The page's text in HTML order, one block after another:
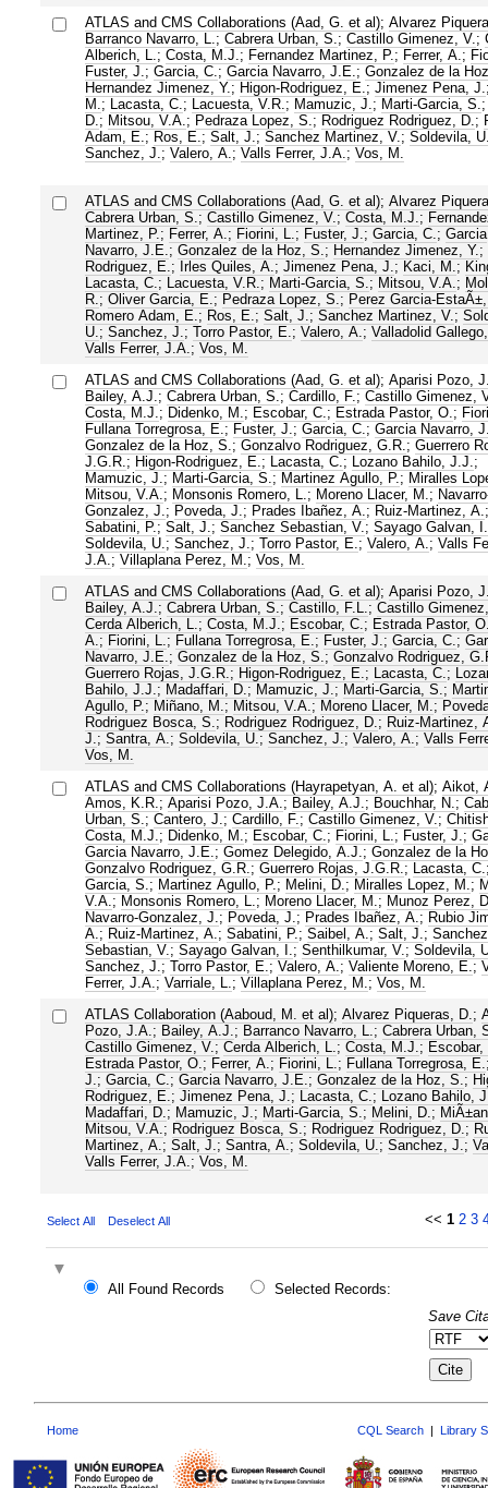
ATLAS and CMS Collaborations (Aad, G. et al); Alvarez
Barranco Navarro, L. ; Cabrera Urban, S. ; Castillo Gimenez, V. ;
Alberich, L. ; Costa, M.J. ; Fernandez Martinez, P. ; Ferrer, A. ;
Fuster, J. ; Garcia, C. ; Garcia Navarro, J.E. ; Gonzalez de la
Hernandez Jimenez, Y. ; Higon-Rodriguez, E. ; Jimenez Pena, J.
M. ; Lacasta, C. ; Lacuesta, V.R. ; Mamuzic, J. ; Marti-Garcia, S.
D. ; Mitsou, V.A. ; Pedraza Lopez, S. ; Rodriguez Rodriguez, D. ;
Adam, E. ; Ros, E. ; Salt, J. ; Sanchez Martinez, V. ; Soldevila,
Sanchez, J. ; Valero, A. ; Valls Ferrer, J.A. ; Vos, M.
ATLAS and CMS Collaborations (Aad, G. et al); Alvarez
Cabrera Urban, S. ; Castillo Gimenez, V. ; Costa, M.J. ;
Martinez, P. ; Ferrer, A. ; Fiorini, L. ; Fuster, J. ; Garcia, C. ; Garcia
Navarro, J.E. ; Gonzalez de la Hoz, S. ; Hernandez Jimenez, Y. ;
Rodriguez, E. ; Irles Quiles, A. ; Jimenez Pena, J. ; Kaci, M. ;
Lacasta, C. ; Lacuesta, V.R. ; Marti-Garcia, S. ; Mitsou, V.A. ;
R. ; Oliver Garcia, E. ; Pedraza Lopez, S. ; Perez Garcia-
Romero Adam, E. ; Ros, E. ; Salt, J. ; Sanchez Martinez, V. ;
U. ; Sanchez, J. ; Torro Pastor, E. ; Valero, A. ; Valladolid
Valls Ferrer, J.A. ; Vos, M.
ATLAS and CMS Collaborations (Aad, G. et al); Aparisi Pozo,
Bailey, A.J. ; Cabrera Urban, S. ; Cardillo, F. ; Castillo Gimenez,
Costa, M.J. ; Didenko, M. ; Escobar, C. ; Estrada Pastor, O. ;
Fullana Torregrosa, E. ; Fuster, J. ; Garcia, C. ; Garcia Navarro,
Gonzalez de la Hoz, S. ; Gonzalvo Rodriguez, G.R. ; Guerrero
J.G.R. ; Higon-Rodriguez, E. ; Lacasta, C. ; Lozano Bahilo, J.J. ;
Mamuzic, J. ; Marti-Garcia, S. ; Martinez Agullo, P. ; Miralles
Mitsou, V.A. ; Monsonis Romero, L. ; Moreno Llacer, M. ;
Gonzalez, J. ; Poveda, J. ; Prades Ibañez, A. ; Ruiz-Martinez, A. ;
Sabatini, P. ; Salt, J. ; Sanchez Sebastian, V. ; Sayago Galvan, I.
Soldevila, U. ; Sanchez, J. ; Torro Pastor, E. ; Valero, A. ; Valls
J.A. ; Villaplana Perez, M. ; Vos, M.
ATLAS and CMS Collaborations (Aad, G. et al); Aparisi Pozo,
Bailey, A.J. ; Cabrera Urban, S. ; Castillo, F.L. ; Castillo
Cerda Alberich, L. ; Costa, M.J. ; Escobar, C. ; Estrada Pastor,
A. ; Fiorini, L. ; Fullana Torregrosa, E. ; Fuster, J. ; Garcia, C. ;
Navarro, J.E. ; Gonzalez de la Hoz, S. ; Gonzalvo Rodriguez,
Guerrero Rojas, J.G.R. ; Higon-Rodriguez, E. ; Lacasta, C. ;
Bahilo, J.J. ; Madaffari, D. ; Mamuzic, J. ; Marti-Garcia, S. ;
Agullo, P. ; Miñano, M. ; Mitsou, V.A. ; Moreno Llacer, M. ;
Rodriguez Bosca, S. ; Rodriguez Rodriguez, D. ; Ruiz-Martinez,
J. ; Santra, A. ; Soldevila, U. ; Sanchez, J. ; Valero, A. ; Valls
Vos, M.
ATLAS and CMS Collaborations (Hayrapetyan, A. et al); Aikot,
Amos, K.R. ; Aparisi Pozo, J.A. ; Bailey, A.J. ; Bouchhar, N. ;
Urban, S. ; Cantero, J. ; Cardillo, F. ; Castillo Gimenez, V. ;
Costa, M.J. ; Didenko, M. ; Escobar, C. ; Fiorini, L. ; Fuster, J. ;
Garcia Navarro, J.E. ; Gomez Delegido, A.J. ; Gonzalez de la
Gonzalvo Rodriguez, G.R. ; Guerrero Rojas, J.G.R. ; Lacasta, C.
Garcia, S. ; Martinez Agullo, P. ; Melini, D. ; Miralles Lopez, M. ;
V.A. ; Monsonis Romero, L. ; Moreno Llacer, M. ; Munoz Perez,
Navarro-Gonzalez, J. ; Poveda, J. ; Prades Ibañez, A. ; Rubio
A. ; Ruiz-Martinez, A. ; Sabatini, P. ; Saibel, A. ; Salt, J. ; Sanchez
Sebastian, V. ; Sayago Galvan, I. ; Senthilkumar, V. ; Soldevila,
Sanchez, J. ; Torro Pastor, E. ; Valero, A. ; Valiente Moreno, E. ;
Ferrer, J.A. ; Varriale, L. ; Villaplana Perez, M. ; Vos, M.
ATLAS Collaboration (Aaboud, M. et al); Alvarez Piqueras, D. ;
Pozo, J.A. ; Bailey, A.J. ; Barranco Navarro, L. ; Cabrera Urban,
Castillo Gimenez, V. ; Cerda Alberich, L. ; Costa, M.J. ; Escobar,
Estrada Pastor, O. ; Ferrer, A. ; Fiorini, L. ; Fullana Torregrosa, E.
J. ; Garcia, C. ; Garcia Navarro, J.E. ; Gonzalez de la Hoz, S. ;
Rodriguez, E. ; Jimenez Pena, J. ; Lacasta, C. ;
Lozano Bahilo,
Madaffari, D. ; Mamuzic, J. ; Marti-Garcia, S. ; Melini, D. ;
Mitsou, V.A. ; Rodriguez Bosca, S. ; Rodriguez Rodriguez, D. ;
Martinez, A. ; Salt, J. ; Santra, A. ; Soldevila, U. ; Sanchez, J. ;
Valls Ferrer, J.A. ; Vos, M.
Select All Deselect All << 1 2 3
All Found Records
Selected Records:
Save
Home CQL Search Library